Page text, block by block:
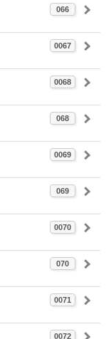
066
0067
0068
068
0069
069
0070
070
0071
0072